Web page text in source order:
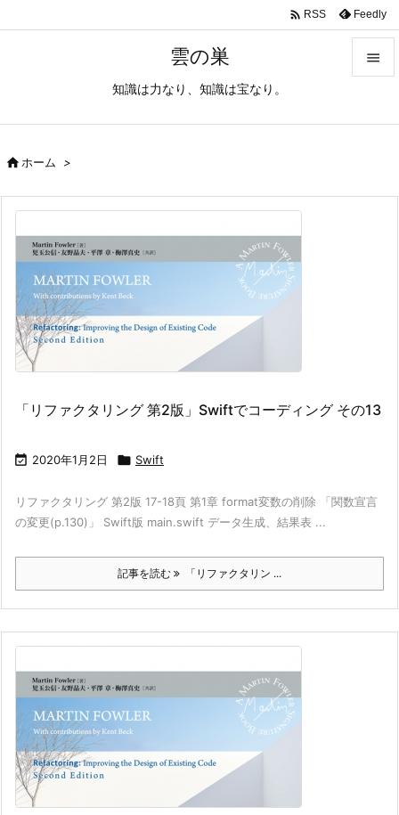
雲の巣
知識は力なり、知識は宝なり。

 RSS Feedly
ホーム >
「リファクタリング 第2版」Swiftでコーディング その13
 2020年1月2日  Swift
リファクタリング 第2版 17-18頁 第1章 format変数の削除 「関数宣言
の変更(p.130)」 Swift版 main.swift データ生成、結果表 ...
記事を読む 「リファクタリン ...